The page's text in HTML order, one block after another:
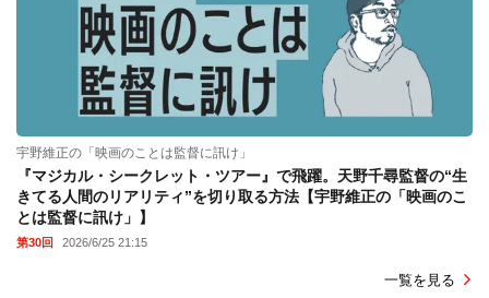
宇野維正の「映画のことは監督に訊け」
『マジカル・シークレット・ツアー』で飛躍。天野千尋監督の“生
きてる人間のリアリティ”を切り取る方法【宇野維正の「映画のこ
とは監督に訊け」】
第30回 2026/6/25 21:15
一覧を見る